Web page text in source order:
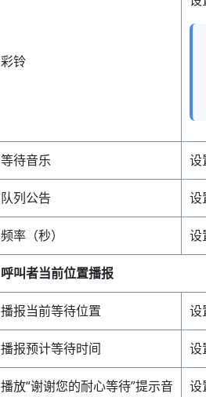
彩铃
等待音乐 设
队列公告 设
频率（秒） 设
呼叫者当前位置播报
播报当前等待位置 设
播报预计等待时间 设
播放“谢谢您的耐心等待”提示音 设